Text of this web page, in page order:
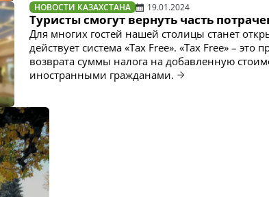
НОВОСТИ КАЗАХСТАНА 19.01.2024
Туристы смогут вернуть часть
Для многих гостей нашей столицы станет
действует система «Tax Free». «Tax Free» – это
возврата суммы налога на добавленную
иностранными гражданами.